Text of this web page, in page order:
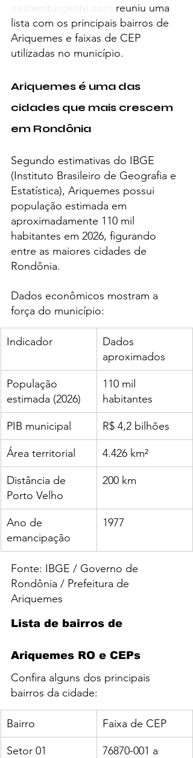
reuniu uma
lista com os principais bairros de
Ariquemes e faixas de CEP
utilizadas no município.
Ariquemes é uma das
cidades que mais crescem
em Rondônia
Segundo estimativas do IBGE
(Instituto Brasileiro de Geografia e
Estatística), Ariquemes possui
população estimada em
aproximadamente 110 mil
habitantes em 2026, figurando
entre as maiores cidades de
Rondônia.
Dados econômicos mostram a
força do município:
Indicador
Dados
aproximados
População
estimada (2026)
110 mil
habitantes
PIB municipal R$ 4,2 bilhões
Área territorial 4.426 km²
Distância de
Porto Velho
200 km
Ano de
emancipação
1977
Fonte: IBGE / Governo de
Rondônia / Prefeitura de
Ariquemes
Lista de bairros de
Ariquemes RO e CEPs
Confira alguns dos principais
bairros da cidade:
Bairro Faixa de CEP
Setor 01
76870-001 a